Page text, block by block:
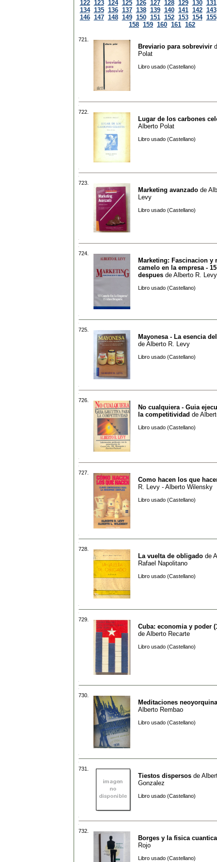
122 123 124 125 126 127 128 129 130 131
134 135 136 137 138 139 140 141 142 143
146 147 148 149 150 151 152 153 154 155
158 159 160 161 162
721.
Breviario para sobrevivir
Polat
Libro usado (Castellano)
722.
Lugar de los carbones
Alberto Polat
Libro usado (Castellano)
723.
Marketing avanzado de
Levy
Libro usado (Castellano)
724.
Marketing: Fascinacion y
camelo en la empresa -
despues de Alberto R. Levy
Libro usado (Castellano)
725.
Mayonesa - La esencia
de Alberto R. Levy
Libro usado (Castellano)
726.
No cualquiera - Guia
la competitividad de
Libro usado (Castellano)
727.
Como hacen los que
R. Levy - Alberto Wilensky
Libro usado (Castellano)
728.
La vuelta de obligado de
Rafael Napolitano
Libro usado (Castellano)
729.
Cuba: economia y poder
de Alberto Recarte
Libro usado (Castellano)
730.
Meditaciones
Alberto Rembao
Libro usado (Castellano)
731.
Tiestos dispersos de
Gonzalez
Libro usado (Castellano)
732.
Borges y la fisica cuantica
Rojo
Libro usado (Castellano)